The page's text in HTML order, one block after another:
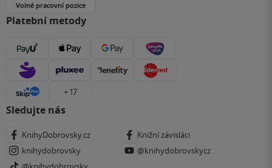
Volné pracovní pozice
Platební metody
+ 17
Sledujte nás
KnihyDobrovsky.cz
Knižní závisláci
knihydobrovsky
@knihydobrovskycz